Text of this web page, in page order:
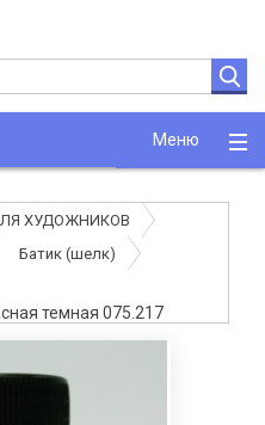
Меню
ХУДОЖНИКОВ
Батик (шелк)
темная 075.217